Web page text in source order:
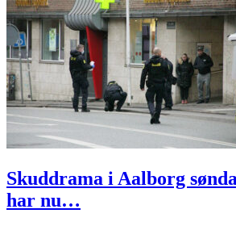
Skuddrama i Aalborg
har nu…